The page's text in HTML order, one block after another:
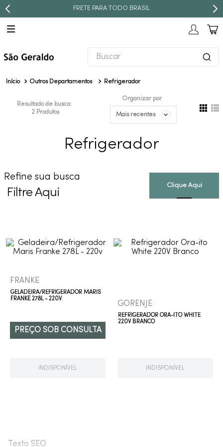
FRETE PARA TODO BRASIL
Buscar
Outros Departamentos Refrigerador
Resultado de busca:
2 Produtos
Organizar por
Mais recentes
Refrigerador
Refine sua busca
Filtre Aqui
FRANKE
GELADEIRA/REFRIGERADOR MARIS
FRANKE 278L - 220V
PREÇO SOB CONSULTA
INDISPONÍVEL
GORENJE
REFRIGERADOR ORA-ITO WHITE
220V BRANCO
INDISPONÍVEL
Texto SEO
TERMOS MAIS BUSCADOS
torneira
deca acabamento registro
6º
atlas
7º
red gold
10º grafite escovado